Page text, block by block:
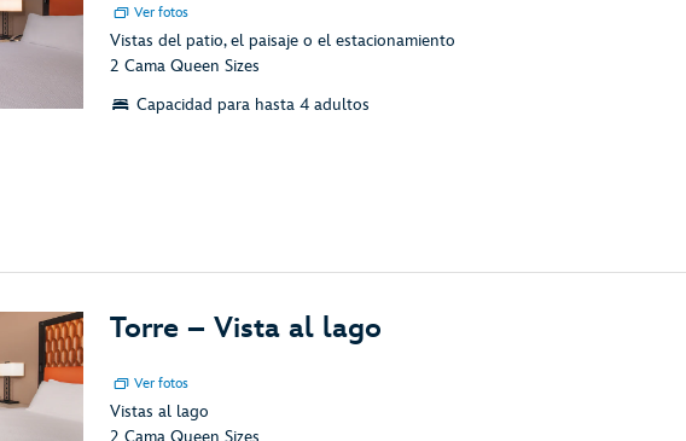
Ver fotos
Vistas del patio, el paisaje o el estacionamiento
2 Cama Queen Sizes
Capacidad para hasta 4 adultos
Torre – Vista al lago
Ver fotos
Vistas al lago
2 Cama Queen Sizes